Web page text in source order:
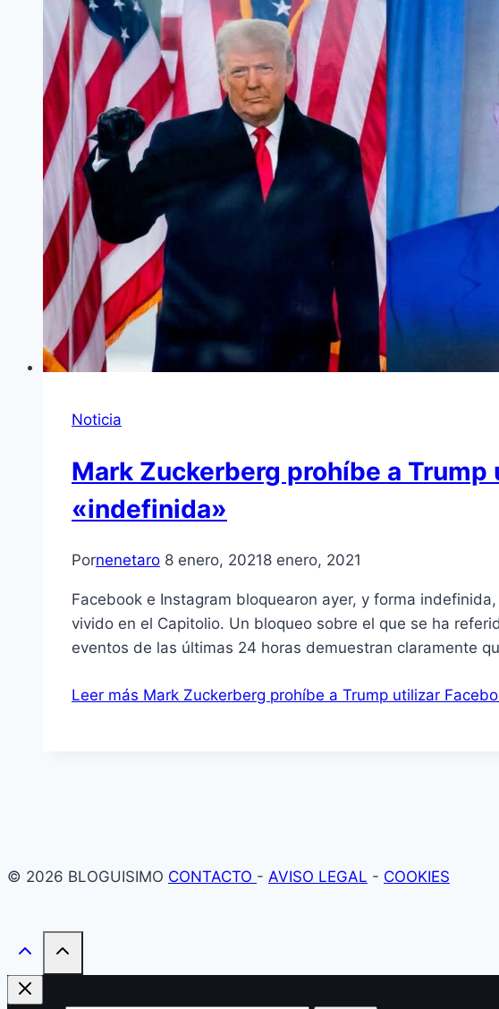
Noticia
Mark Zuckerberg prohíbe a
«indefinida»
Pornenetaro 8 enero, 20218 enero, 2021
Facebook e Instagram bloquearon ayer, y forma
vivido en el Capitolio. Un bloqueo sobre el que se ha
eventos de las últimas 24 horas demuestran claramente
Leer más Mark Zuckerberg prohíbe a Trump utilizar
© 2026 BLOGUISIMO CONTACTO - AVISO LEGAL - COOKIES